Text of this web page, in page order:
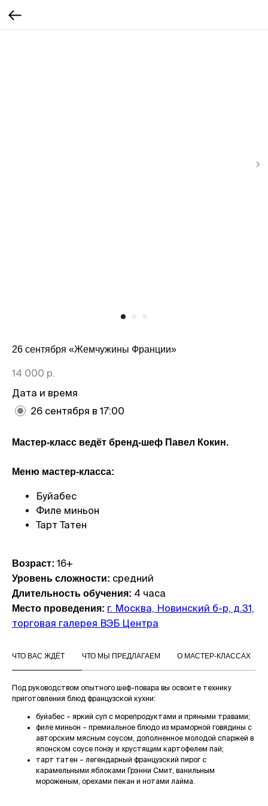
26 сентября «Жемчужины Франции»
14 000 р.
Дата и время
26 сентября в 17:00
Мастер-класс ведёт бренд-шеф Павел Кокин.
Меню мастер-класса:
Буйабес
Филе миньон
Тарт Татен
Возраст: 16+
Уровень сложности: средний
Длительность обучения: 4 часа
Место проведения: г. Москва, Новинский б-р, д.31,
торговая галерея ВЭБ Центра
ЧТО ВАС ЖДЁТ ЧТО МЫ ПРЕДЛАГАЕМ О МАСТЕР-КЛАССАХ
Под руководством опытного шеф-повара вы освоите технику
приготовления блюд французской кухни:
буйабес – яркий суп с морепродуктами и пряными травами;
филе миньон – премиальное блюдо из мраморной говядины с
авторским мясным соусом, дополненное молодой спаржей в
японском соусе понзу и хрустящим картофелем пай;
тарт татен – легендарный французский пирог с
карамельными яблоками Грэнни Смит, ванильным
мороженым, орехами пекан и нотами лайма.